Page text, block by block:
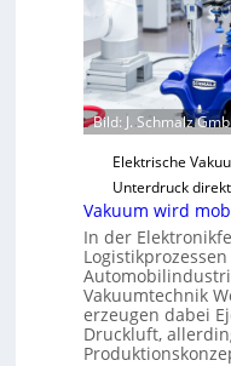
i
s
c
h
e
N
e
u
a
u
s
r
i
c
Bild: J. Schmalz
Elektrische
Unterdruck
Vakuum wird
In der
Vakuumtechnik
erzeugen dabei
Druckluft,